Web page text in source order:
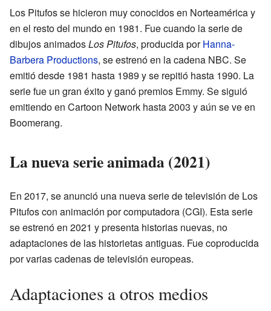
Los Pitufos se hicieron muy conocidos en Norteamérica y
en el resto del mundo en 1981. Fue cuando la serie de
dibujos animadosLos Pitufos, producida porHanna-
Barbera Productions, se estrenó en la cadena NBC. Se
emitió desde 1981 hasta 1989 y se repitió hasta 1990. La
serie fue un gran éxito y ganó premios Emmy. Se siguió
emitiendo en Cartoon Network hasta 2003 y aún se ve en
Boomerang.
La nueva serie animada (2021)
En 2017, se anunció una nueva serie de televisión de Los
Pitufos con animación por computadora (CGI). Esta serie
se estrenó en 2021 y presenta historias nuevas, no
adaptaciones de las historietas antiguas. Fue coproducida
por varias cadenas de televisión europeas.
Adaptaciones a otros medios